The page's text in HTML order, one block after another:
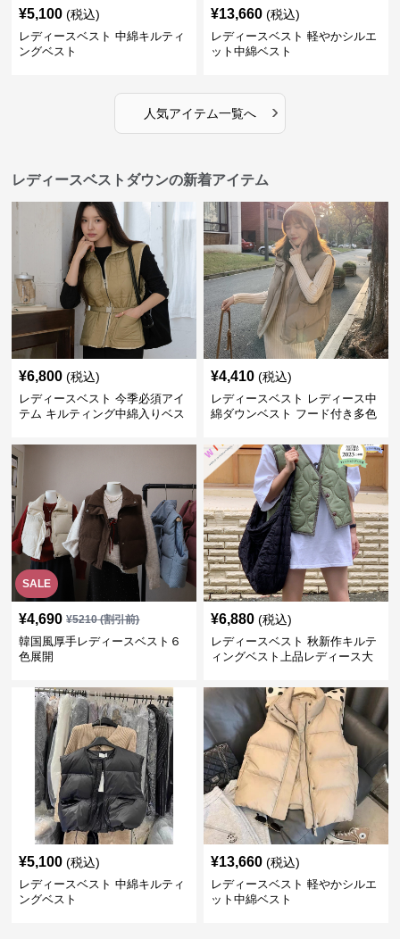
¥5,100 (税込)
レディースベスト 中綿キルティ
ングベスト
¥13,660 (税込)
レディースベスト 軽やかシルエ
ット中綿ベスト
人気アイテム一覧へ ›
レディースベストダウンの新着アイテム
¥6,800 (税込)
レディースベスト 今季必須アイ
テム キルティング中綿入りベス
¥4,410 (税込)
レディースベスト レディース中
綿ダウンベスト フード付き多色
SALE
¥4,690 ¥5210(割引前)
韓国風厚手レディースベスト６
色展開
¥6,880 (税込)
レディースベスト 秋新作キルテ
ィングベスト上品レディース大
¥5,100 (税込)
レディースベスト 中綿キルティ
ングベスト
¥13,660 (税込)
レディースベスト 軽やかシルエ
ット中綿ベスト